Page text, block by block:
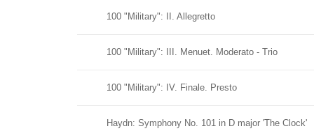
100 "Military": II. Allegretto
100 "Military": III. Menuet. Moderato - Trio
100 "Military": IV. Finale. Presto
Haydn: Symphony No. 101 in D major 'The Clock'